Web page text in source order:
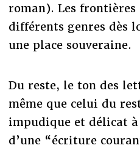
roman). Les frontières
différents genres dès
une place souveraine.
Du reste, le ton des
même que celui du
impudique et délicat
d’une “écriture